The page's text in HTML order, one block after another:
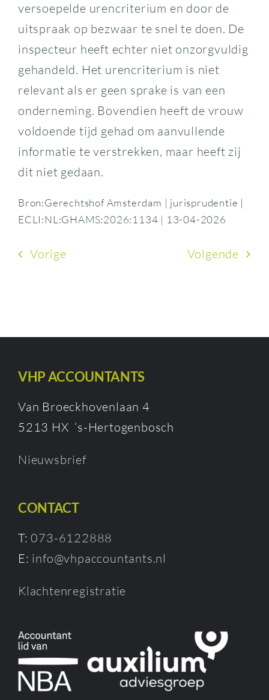
versoepelde urencriterium en door de
uitspraak op bezwaar te snel te doen. De
inspecteur heeft echter niet onzorgvuldig
gehandeld. Het urencriterium is niet
relevant als er geen sprake is van een
onderneming. Bovendien heeft de vrouw
voldoende tijd gehad om aanvullende
informatie te verstrekken, maar heeft zij
dit niet gedaan.
Bron:Gerechtshof Amsterdam | jurisprudentie |
ECLI:NL:GHAMS:2026:1134 | 13-04-2026
Vorige Volgende
VHP ACCOUNTANTS
Van Broeckhovenlaan 4
5213 HX ‘s-Hertogenbosch
Nieuwsbrief
CONTACT
T:073-6122888
E: info@vhpaccountants.nl
Klachtenregistratie